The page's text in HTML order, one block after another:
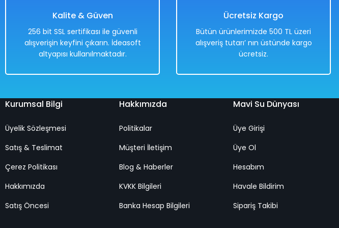
1.249,00 TL
Kargo
Silah Bıçak Bomba Seti 3' lü Set Silahlı Polis Seti 2'li Set 20 Cm
%50
538,00 TL
Kalite & Güven
256 bit SSL sertifikası ile güvenli
alışverişin keyfini çıkarın. İdeasoft
altyapısı kullanılmaktadır.
Ücretsiz Kargo
Bütün ürünlerimizde 500 TL üzeri
alışveriş tutarı’ nın üstünde kargo
ücretsiz.
Kurumsal Bilgi
Üyelik Sözleşmesi
Satış & Teslimat
Çerez Politikası
Hakkımızda
Satış Öncesi
Hakkımızda
Politikalar
Müşteri İletişim
Blog & Haberler
KVKK Bilgileri
Banka Hesap Bilgileri
Mavi Su Dünyası
Üye Girişi
Üye Ol
Hesabım
Havale Bildirim
Sipariş Takibi